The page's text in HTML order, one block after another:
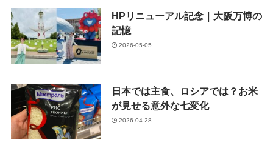
HPリニューアル記念｜大阪万博の
記憶
2026-05-05
日本では主食、ロシアでは？お米
が見せる意外な七変化
2026-04-28